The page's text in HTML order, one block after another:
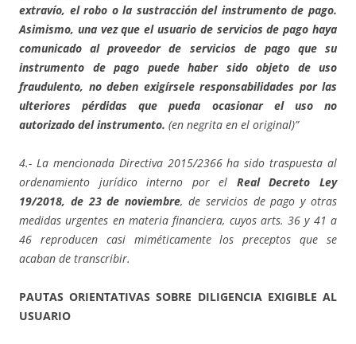
extravío, el robo o la sustracción del instrumento de pago.
Asimismo, una vez que el usuario de servicios de pago haya
comunicado al proveedor de servicios de pago que su
instrumento de pago puede haber sido objeto de uso
fraudulento, no deben exigírsele responsabilidades por las
ulteriores pérdidas que pueda ocasionar el uso no
autorizado del instrumento. (en negrita en el original)”
4.- La mencionada Directiva 2015/2366 ha sido traspuesta al
ordenamiento jurídico interno por el Real Decreto Ley
19/2018, de 23 de noviembre, de servicios de pago y otras
medidas urgentes en materia financiera, cuyos arts. 36 y 41 a
46 reproducen casi miméticamente los preceptos que se
acaban de transcribir.
PAUTAS ORIENTATIVAS SOBRE DILIGENCIA EXIGIBLE AL
USUARIO